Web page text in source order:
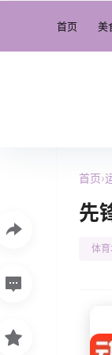
首页 美
首页›
先
体